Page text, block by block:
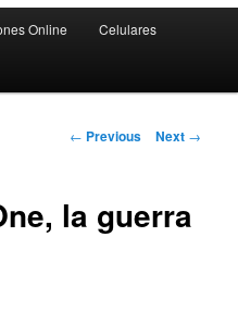
Online Celulares
Post
← Previous Next →
la guerra